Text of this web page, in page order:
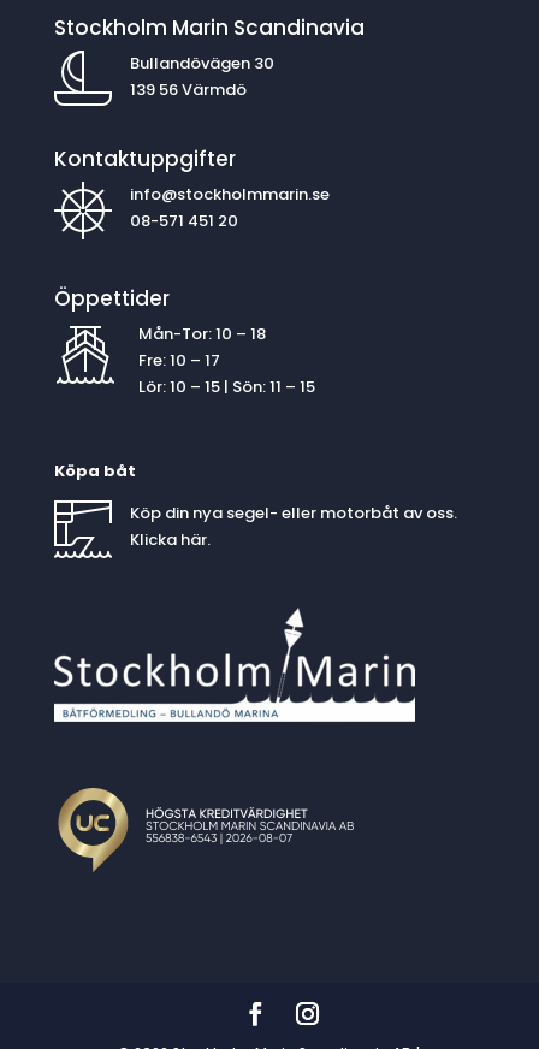
Stockholm Marin Scandinavia
Bullandövägen 30
139 56 Värmdö
Kontaktuppgifter
info@stockholmmarin.se
08-571 451 20
Öppettider
Mån-Tor: 10 – 18
Fre: 10 – 17
Lör: 10 – 15 | Sön: 11 – 15
Köpa båt
Köp din nya segel- eller motorbåt av oss.
Klicka här.